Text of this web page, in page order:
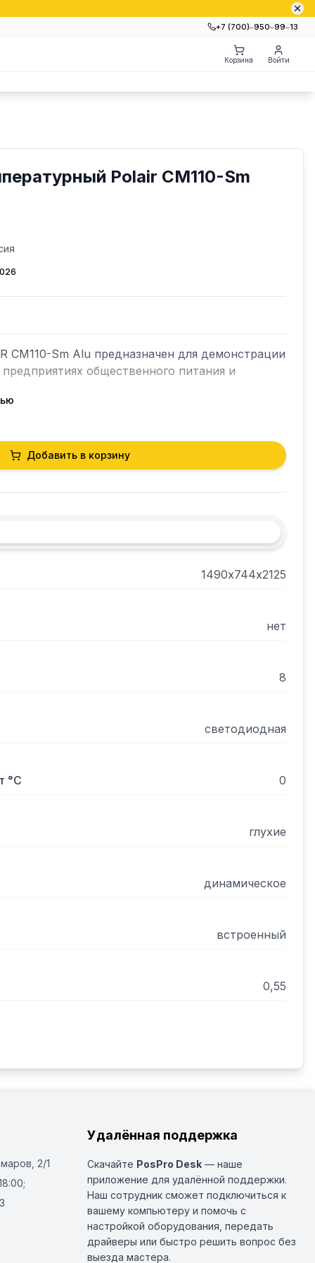
+7 (700)‒950‒99‒13
Корзина Войти
Polair CM110-Sm
CM110-Sm Alu предназначен для демонстрации
общественного питания и
прочность и долговечность шкафа,
и верхней панели подчеркивают
Добавить в корзину
1490х744х2125
нет
8
светодиодная
°С 0
глухие
динамическое
встроенный
0,55
2/1
Удалённая поддержка
Скачайте PosPro Desk — наше
приложение для удалённой поддержки.
Наш сотрудник сможет подключиться к
вашему компьютеру и помочь с
настройкой оборудования, передать
драйверы или быстро решить вопрос без
выезда мастера.